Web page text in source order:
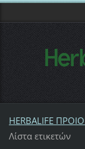
HERBALIFE
Λίστα ετικετών